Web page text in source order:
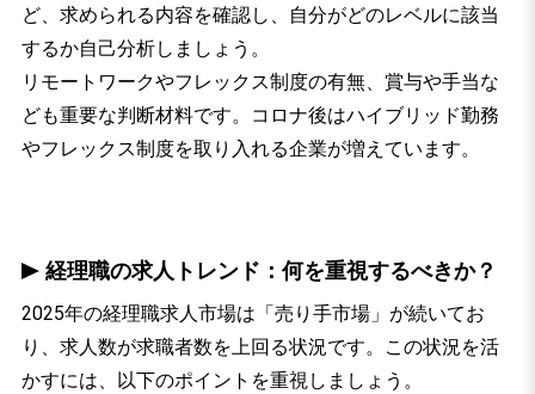
ど、求められる内容を確認し、自分がどのレベルに該当
するか自己分析しましょう。
リモートワークやフレックス制度の有無、賞与や手当な
ども重要な判断材料です。コロナ後はハイブリッド勤務
やフレックス制度を取り入れる企業が増えています。
経理職の求人トレンド：何を重視するべきか？
2025年の経理職求人市場は「売り手市場」が続いてお
り、求人数が求職者数を上回る状況です。この状況を活
かすには、以下のポイントを重視しましょう。